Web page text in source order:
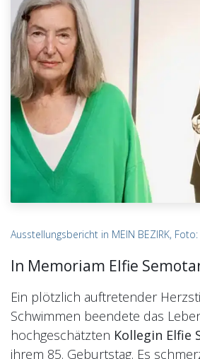
Ausstellungsbericht in MEIN BEZIRK,
In Memoriam Elfie
Ein plötzlich auftretender
Schwimmen beendete das
hochgeschätzten Kollegin Elfie
ihrem 85. Geburtstag. Es